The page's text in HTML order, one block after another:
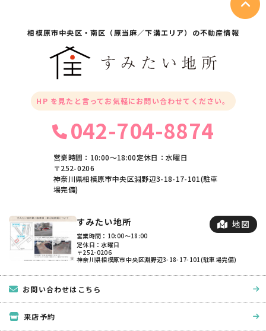
相模原市中央区・ 南区（原当麻／下溝エリア）の不動産情報
HP を見たと言ってお気軽にお問い合わせてください。
042-704-8874
営業時間：10:00〜18:00定休日：水曜日
〒252-0206
神奈川県相模原市中央区淵野辺3-18-17-101(駐車
場完備)
すみたい地所
営業時間：10:00〜18:00
定休日：水曜日
〒252-0206
神奈川県相模原市中央区淵野辺3-18-17-101(駐車場完備)
地図
お問い合わせはこちら
来店予約